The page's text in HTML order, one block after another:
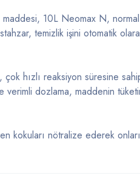
10L Neomax N,
temizlik işini otomatik
hızlı reaksiyon süresine
dozlama, maddenin
kokuları nötralize ederek